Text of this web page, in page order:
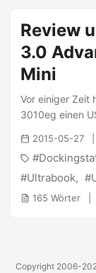
können: ...
Review
3.0
Mini
Vor einiger Zeit
3010eg einen
Ultrabook hat
Stabiler Betrieb
Standby oder
USB 3.0 Und
2015-05-27
Ultrabook
165 Wörter
Copyright 2006-